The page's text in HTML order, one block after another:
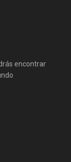
encontrar